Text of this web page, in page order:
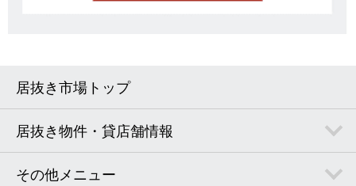
居抜き市場トップ
居抜き物件・貸店舗情報
その他メニュー